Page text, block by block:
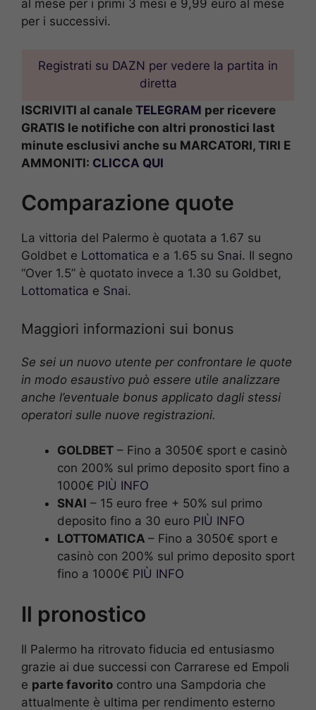
al mese per i primi 3 mesi e 9,99 euro al mese
per i successivi.
Registrati su DAZN per vedere la partita in
diretta
ISCRIVITI al canale TELEGRAM per ricevere
GRATIS le notifiche con altri pronostici last
minute esclusivi anche su MARCATORI, TIRI E
AMMONITI: CLICCA QUI
Comparazione quote
La vittoria del Palermo è quotata a 1.67 su
Goldbet e Lottomatica e a 1.65 su Snai. Il segno
“Over 1.5” è quotato invece a 1.30 su Goldbet,
Lottomatica e Snai.
Maggiori informazioni sui bonus
Se sei un nuovo utente per confrontare le quote
in modo esaustivo può essere utile analizzare
anche l’eventuale bonus applicato dagli stessi
operatori sulle nuove registrazioni.
GOLDBET – Fino a 3050€ sport e casinò
con 200% sul primo deposito sport fino a
1000€ PIÙ INFO
SNAI – 15 euro free + 50% sul primo
deposito fino a 30 euro PIÙ INFO
LOTTOMATICA – Fino a 3050€ sport e
casinò con 200% sul primo deposito sport
fino a 1000€ PIÙ INFO
Il pronostico
Il Palermo ha ritrovato fiducia ed entusiasmo
grazie ai due successi con Carrarese ed Empoli
e parte favorito contro una Sampdoria che
attualmente è ultima per rendimento esterno